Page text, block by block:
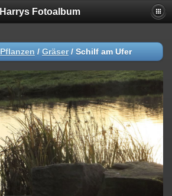
Harrys Fotoalbum
Pflanzen / Gräser/ Schilf am Ufer